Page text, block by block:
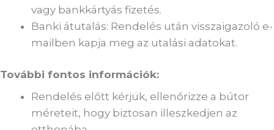
vagy bankkártyás fizetés.
Banki átutalás: Rendelés után visszaigazoló e-
mailben kapja meg az utalási adatokat.
További fontos információk:
Rendelés előtt kérjük, ellenőrizze a bútor
méreteit, hogy biztosan illeszkedjen az